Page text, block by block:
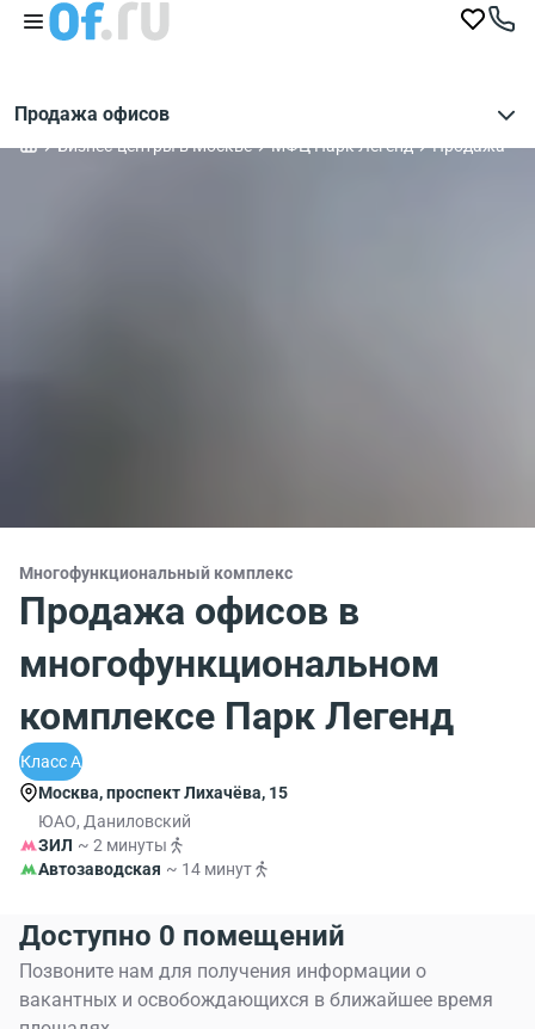
Продажа офисов
Бизнес-центры в Москве МФЦ Парк Легенд Продажа
Многофункциональный комплекс
Продажа офисов в
многофункциональном
комплексе Парк Легенд
Класс A
Москва, проспект Лихачёва, 15
ЮАО, Даниловский
ЗИЛ ~ 2 минуты
Автозаводская ~ 14 минут
Доступно 0 помещений
Позвоните нам для получения информации о
вакантных и освобождающихся в ближайшее время